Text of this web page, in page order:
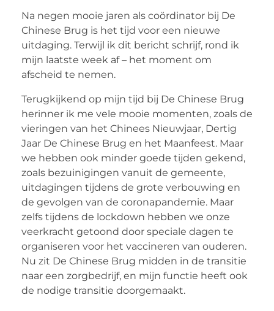
Na negen mooie jaren als coördinator bij De
Chinese Brug is het tijd voor een nieuwe
uitdaging. Terwijl ik dit bericht schrijf, rond ik
mijn laatste week af – het moment om
afscheid te nemen.
Terugkijkend op mijn tijd bij De Chinese Brug
herinner ik me vele mooie momenten, zoals de
vieringen van het Chinees Nieuwjaar, Dertig
Jaar De Chinese Brug en het Maanfeest. Maar
we hebben ook minder goede tijden gekend,
zoals bezuinigingen vanuit de gemeente,
uitdagingen tijdens de grote verbouwing en
de gevolgen van de coronapandemie. Maar
zelfs tijdens de lockdown hebben we onze
veerkracht getoond door speciale dagen te
organiseren voor het vaccineren van ouderen.
Nu zit De Chinese Brug midden in de transitie
naar een zorgbedrijf, en mijn functie heeft ook
de nodige transitie doorgemaakt.